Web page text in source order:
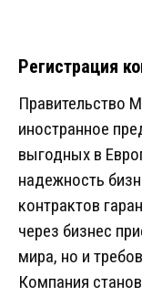
Регистрация
Правительство
иностранное
выгодных в
надежность
контрактов
через бизнес
мира, но и
Компания